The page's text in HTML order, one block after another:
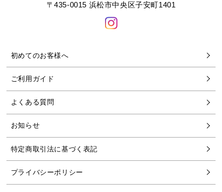
〒435-0015 浜松市中央区子安町1401
初めてのお客様へ
ご利用ガイド
よくある質問
お知らせ
特定商取引法に基づく表記
プライバシーポリシー